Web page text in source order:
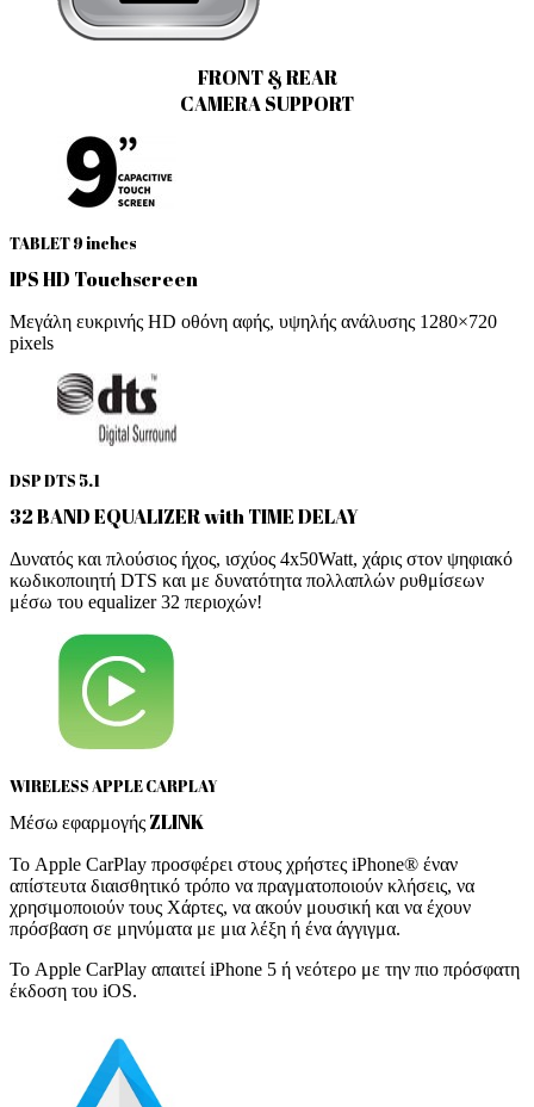
FRONT & REAR
CAMERA SUPPORT
TABLET 9 inches
IPS HD Touchscreen
Μεγάλη ευκρινής HD οθόνη αφής, υψηλής ανάλυσης 1280×720
pixels
DSP DTS 5.1
32 BAND EQUALIZER with TIME DELAY
Δυνατός και πλούσιος ήχος, ισχύος 4x50Watt, χάρις στον ψηφιακό
κωδικοποιητή DTS και με δυνατότητα πολλαπλών ρυθμίσεων
μέσω του equalizer 32 περιοχών!
WIRELESS APPLE CARPLAY
Μέσω εφαρμογής ZLINK
Το Apple CarPlay προσφέρει στους χρήστες iPhone® έναν
απίστευτα διαισθητικό τρόπο να πραγματοποιούν κλήσεις, να
χρησιμοποιούν τους Χάρτες, να ακούν μουσική και να έχουν
πρόσβαση σε μηνύματα με μια λέξη ή ένα άγγιγμα.
Το Apple CarPlay απαιτεί iPhone 5 ή νεότερο με την πιο πρόσφατη
έκδοση του iOS.